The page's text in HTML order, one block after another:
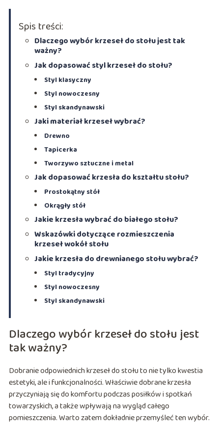
Spis treści:
Dlaczego wybór krzeseł do stołu jest tak
ważny?
Jak dopasować styl krzeseł do stołu?
Styl klasyczny
Styl nowoczesny
Styl skandynawski
Jaki materiał krzeseł wybrać?
Drewno
Tapicerka
Tworzywo sztuczne i metal
Jak dopasować krzesła do kształtu stołu?
Prostokątny stół
Okrągły stół
Jakie krzesła wybrać do białego stołu?
Wskazówki dotyczące rozmieszczenia
krzeseł wokół stołu
Jakie krzesła do drewnianego stołu wybrać?
Styl tradycyjny
Styl nowoczesny
Styl skandynawski
Dlaczego wybór krzeseł do stołu jest
tak ważny?
Dobranie odpowiednich krzeseł do stołu to nie tylko kwestia
estetyki, ale i funkcjonalności. Właściwie dobrane krzesła
przyczyniają się do komfortu podczas posiłków i spotkań
towarzyskich, a także wpływają na wygląd całego
pomieszczenia. Warto zatem dokładnie przemyśleć ten wybór.